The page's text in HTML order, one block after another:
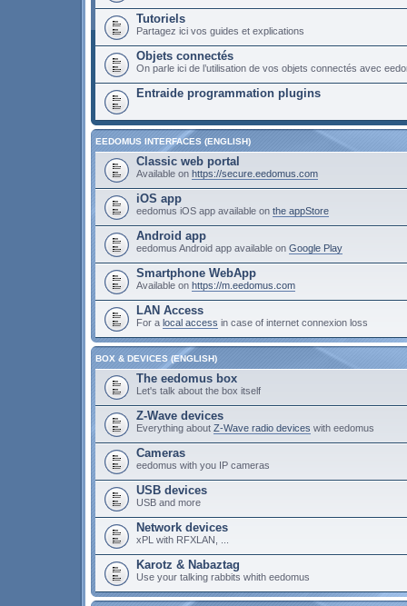
Tutoriels
Partagez ici vos guides et explications
Objets connectés
On parle ici de l’utilisation de vos objets connectés avec
Entraide programmation plugins
EEDOMUS INTERFACES (ENGLISH)
Classic web portal
Available on https://secure.eedomus.com
iOS app
eedomus iOS app available on the appStore
Android app
eedomus Android app available on Google Play
Smartphone WebApp
Available on https://m.eedomus.com
LAN Access
For a local access in case of internet connexion loss
BOX & DEVICES (ENGLISH)
The eedomus box
Let's talk about the box itself
Z-Wave devices
Everything about Z-Wave radio devices with eedomus
Cameras
eedomus with you IP cameras
USB devices
USB and more
Network devices
xPL with RFXLAN, ...
Karotz & Nabaztag
Use your talking rabbits whith eedomus